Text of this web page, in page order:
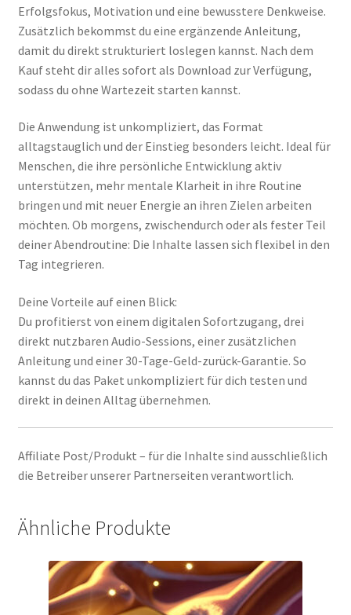
Erfolgsfokus, Motivation und eine bewusstere Denkweise.
Zusätzlich bekommst du eine ergänzende Anleitung,
damit du direkt strukturiert loslegen kannst. Nach dem
Kauf steht dir alles sofort als Download zur Verfügung,
sodass du ohne Wartezeit starten kannst.
Die Anwendung ist unkompliziert, das Format
alltagstauglich und der Einstieg besonders leicht. Ideal für
Menschen, die ihre persönliche Entwicklung aktiv
unterstützen, mehr mentale Klarheit in ihre Routine
bringen und mit neuer Energie an ihren Zielen arbeiten
möchten. Ob morgens, zwischendurch oder als fester Teil
deiner Abendroutine: Die Inhalte lassen sich flexibel in den
Tag integrieren.
Deine Vorteile auf einen Blick:
Du profitierst von einem digitalen Sofortzugang, drei
direkt nutzbaren Audio-Sessions, einer zusätzlichen
Anleitung und einer 30-Tage-Geld-zurück-Garantie. So
kannst du das Paket unkompliziert für dich testen und
direkt in deinen Alltag übernehmen.
Affiliate Post/Produkt – für die Inhalte sind ausschließlich
die Betreiber unserer Partnerseiten verantwortlich.
Ähnliche Produkte